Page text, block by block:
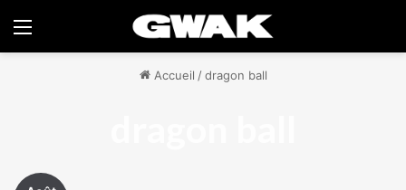
Menu
Accueil / dragon ball